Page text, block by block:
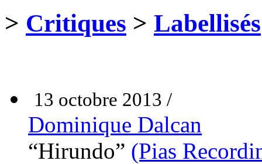
> Critiques > Labellisés
13 octobre 2013 /
Dominique Dalcan
“Hirundo” (Pias